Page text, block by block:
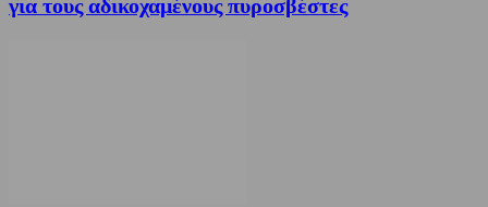
για τους αδικοχαμένους πυροσβέστες